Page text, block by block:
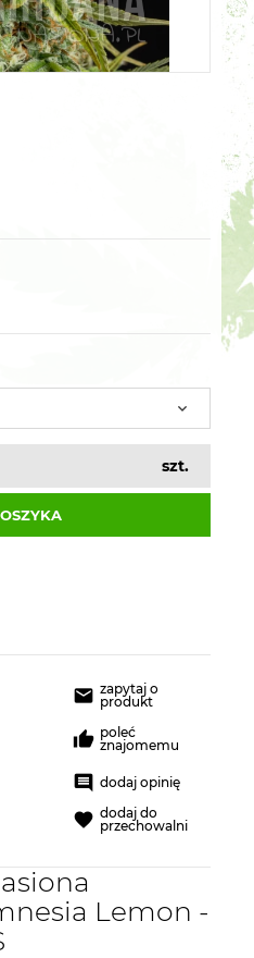
szt.
zapytaj o
produkt
poleć
znajomemu
dodaj opinię
dodaj do
przechowalni
Lemon -